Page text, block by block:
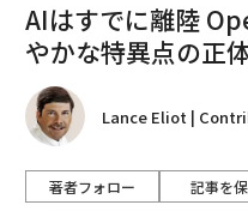
AIはすでに離陸
やかな特異点の正
Lance Eliot |
著者フォロー 記事を